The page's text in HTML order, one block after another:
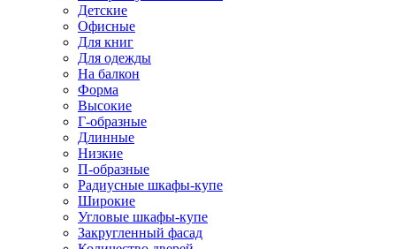
Детские
Офисные
Для книг
Для одежды
На балкон
Форма
Высокие
Г-образные
Длинные
Низкие
П-образные
Радиусные шкафы-купе
Широкие
Угловые шкафы-купе
Закругленный фасад